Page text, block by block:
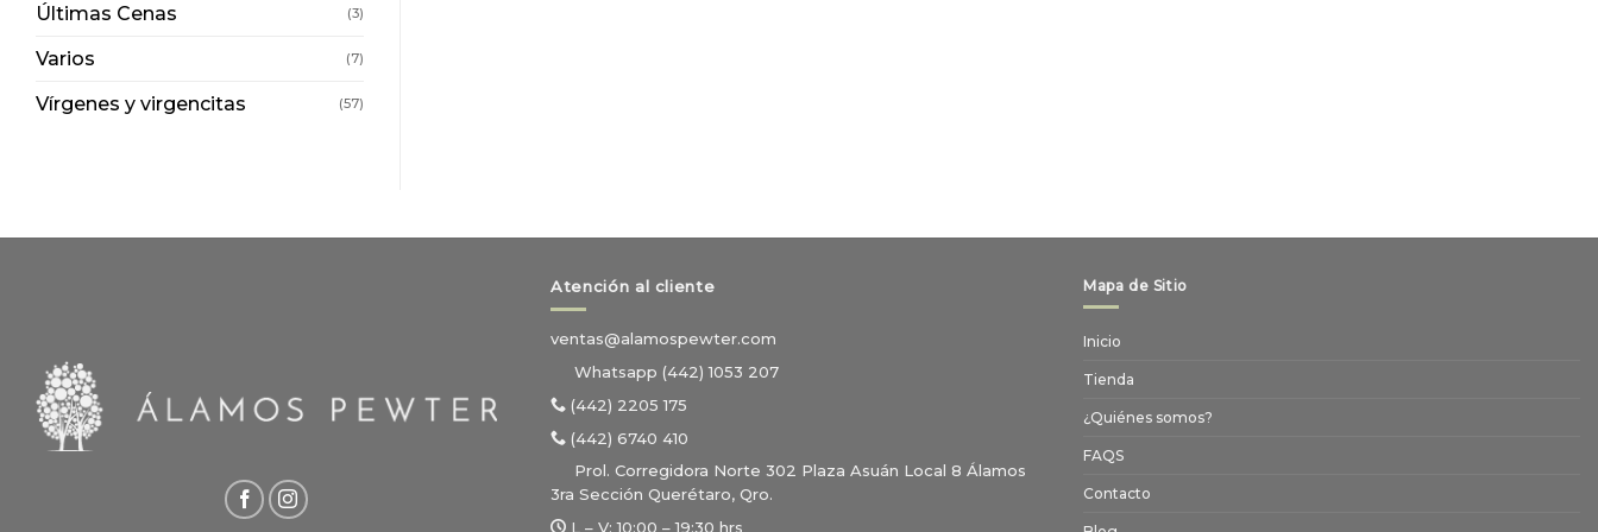
Últimas Cenas (3)
Varios (7)
Vírgenes y virgencitas (57)
Atención al cliente
ventas@alamospewter.com
Whatsapp (442) 1053 207
(442) 2205 175
(442) 6740 410
Prol. Corregidora Norte 302 Plaza Asuán Local 8 Álamos
3ra Sección Querétaro, Qro.
L – V: 10:00 – 19:30 hrs
Mapa de Sitio
Inicio
Tienda
¿Quiénes somos?
FAQS
Contacto